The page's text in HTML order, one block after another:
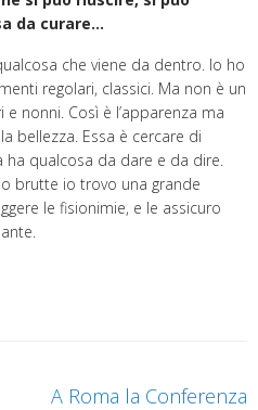
da curare…
che viene da dentro. Io ho
regolari, classici. Ma non è un
nonni. Così è l’apparenza ma
bellezza. Essa è cercare di
qualcosa da dare e da dire.
brutte io trovo una grande
le fisionimie, e le assicuro
A Roma la Conferenza